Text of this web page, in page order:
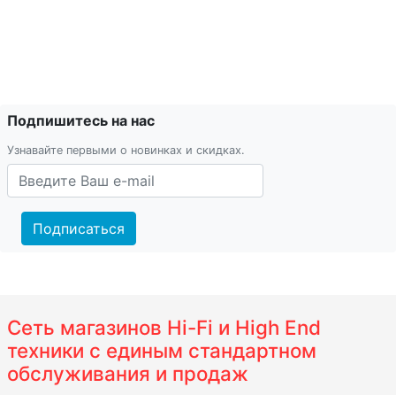
Подпишитесь на нас
Узнавайте первыми о новинках и скидках.
Подписаться
Сеть магазинов Hi-Fi и High End
техники с единым стандартном
обслуживания и продаж